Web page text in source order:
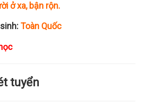
ở xa, bận rộn.
Toàn Quốc
tuyển